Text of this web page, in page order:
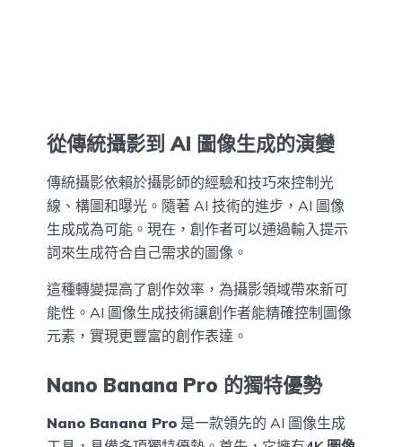
從傳統攝影到 AI 圖像生成的演變
傳統攝影依賴於攝影師的經驗和技巧來控制光
線、構圖和曝光。隨著 AI 技術的進步，AI 圖像
生成成為可能。現在，創作者可以通過輸入提示
詞來生成符合自己需求的圖像。
這種轉變提高了創作效率，為攝影領域帶來新可
能性。AI 圖像生成技術讓創作者能精確控制圖像
元素，實現更豐富的創作表達。
Nano Banana Pro 的獨特優勢
Nano Banana Pro 是一款領先的 AI 圖像生成